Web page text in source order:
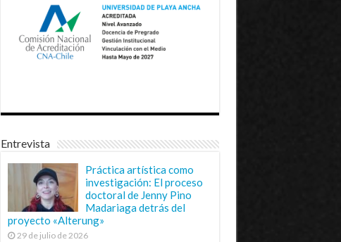
Entrevista
Práctica artística como
investigación: El proceso
doctoral de Jenny Pino
Madariaga detrás del
proyecto «Alterung»
29 de julio de 2026